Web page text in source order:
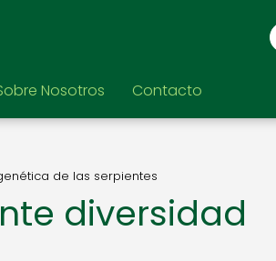
Nosotros Contacto
de las serpientes
diversidad